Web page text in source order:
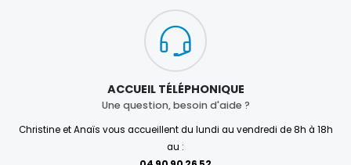
ACCUEIL TÉLÉPHONIQUE
Une question, besoin d'aide ?
Christine et Anaïs vous accueillent du lundi au vendredi de 8h à 18h
au :